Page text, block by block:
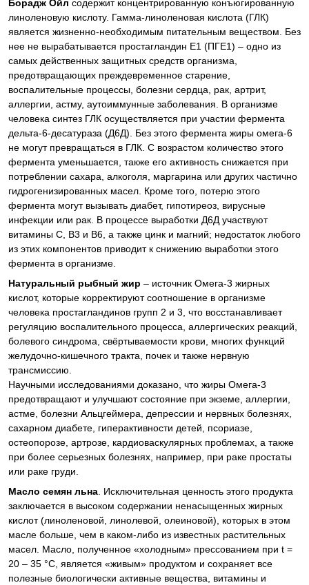
Борадж Ойл содержит концентрированную конъюгированную
линоленовую кислоту. Гамма-линоленовая кислота (ГЛК)
является жизненно-необходимым питательным веществом. Без
нее не вырабатывается простагландин Е1 (ПГЕ1) – одно из
самых действенных защитных средств организма,
предотвращающих преждевременное старение,
воспалительные процессы, болезни сердца, рак, артрит,
аллергии, астму, аутоиммунные заболевания. В организме
человека синтез ГЛК осуществляется при участии фермента
дельта-6-десатураза (Д6Д). Без этого фермента жиры омега-6
не могут превращаться в ГЛК. С возрастом количество этого
фермента уменьшается, также его активность снижается при
потреблении сахара, алкоголя, маргарина или других частично
гидрогенизированных масел. Кроме того, потерю этого
фермента могут вызывать диабет, гипотиреоз, вирусные
инфекции или рак. В процессе выработки Д6Д участвуют
витамины С, В3 и В6, а также цинк и магний; недостаток любого
из этих компонентов приводит к снижению выработки этого
фермента в организме.
Натуральный рыбный жир – источник Омега-3 жирных
кислот, которые корректируют соотношение в организме
человека простагландинов групп 2 и 3, что восстанавливает
регуляцию воспалительного процесса, аллергических реакций,
болевого синдрома, свёртываемости крови, многих функций
желудочно-кишечного тракта, почек и также нервную
трансмиссию.
Научными исследованиями доказано, что жиры Омега-3
предотвращают и улучшают состояние при экземе, аллергии,
астме, болезни Альцгеймера, депрессии и нервных болезнях,
сахарном диабете, гиперактивности детей, псориазе,
остеопорозе, артрозе, кардиоваскулярных проблемах, а также
при более серьезных болезнях, например, при раке простаты
или раке груди.
Масло семян льна. Исключительная ценность этого продукта
заключается в высоком содержании ненасыщенных жирных
кислот (линоленовой, линолевой, олеиновой), которых в этом
масле больше, чем в каком-либо из известных растительных
масел. Масло, полученное «холодным» прессованием при t =
20 – 35 °C, является «живым» продуктом и сохраняет все
полезные биологически активные вещества, витамины и